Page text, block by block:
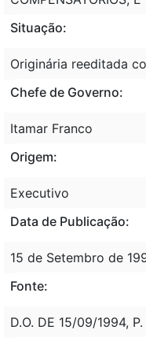
Situação:
Originária reeditada
Chefe de Governo:
Itamar Franco
Origem:
Executivo
Data de Publicação:
15 de Setembro de
Fonte:
D.O. DE 15/09/1994,